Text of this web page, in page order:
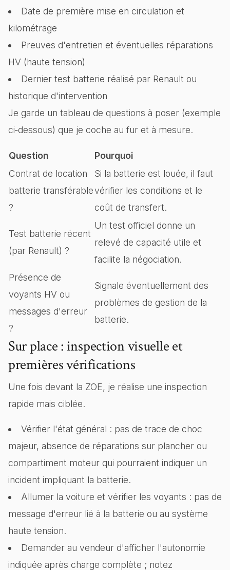
Date de première mise en circulation et
kilométrage
Preuves d'entretien et éventuelles réparations
HV (haute tension)
Dernier test batterie réalisé par Renault ou
historique d'intervention
Je garde un tableau de questions à poser (exemple
ci‑dessous) que je coche au fur et à mesure.
Question
Pourquoi
Contrat de location
batterie transférable
?
Si la batterie est louée, il faut
vérifier les conditions et le
coût de transfert.
Test batterie récent
(par Renault) ?
Un test officiel donne un
relevé de capacité utile et
facilite la négociation.
Présence de
voyants HV ou
messages d'erreur
?
Signale éventuellement des
problèmes de gestion de la
batterie.
Sur place : inspection visuelle et
premières vérifications
Une fois devant la ZOE, je réalise une inspection
rapide mais ciblée.
Vérifier l'état général : pas de trace de choc
majeur, absence de réparations sur plancher ou
compartiment moteur qui pourraient indiquer un
incident impliquant la batterie.
Allumer la voiture et vérifier les voyants : pas de
message d'erreur lié à la batterie ou au système
haute tension.
Demander au vendeur d'afficher l'autonomie
indiquée après charge complète ; notez